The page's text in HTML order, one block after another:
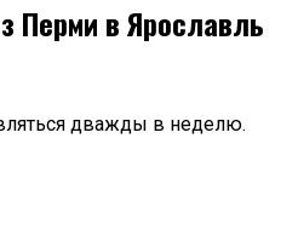
Перми в Ярославль
дважды в неделю.